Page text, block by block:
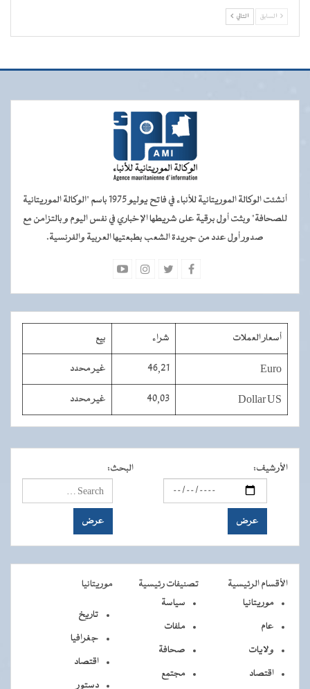
السابق التالي
أنشئت الوكالة الموريتانية للأنباء في فاتح يوليو 1975 باسم "الوكالة الموريتانية
للصحافة" وبثت أول برقية على شريطها الإخباري في نفس اليوم و بالتزامن مع
صدور أول عدد من جريدة الشعب بطبعتيها العربية والفرنسية.
أسعار العملات شراء بيع
Euro
46,21 غير محدد
Dollar US
40,03 غير محدد
الأرشيف: البحث:
الأقسام الرئيسية تصنيفات رئيسية
موريتانيا
موريتانيا
عام
ولايات
اقتصاد
سياسة
ملفات
صحافة
مجتمع
تاريخ
جغرافيا
اقتصاد
دستور